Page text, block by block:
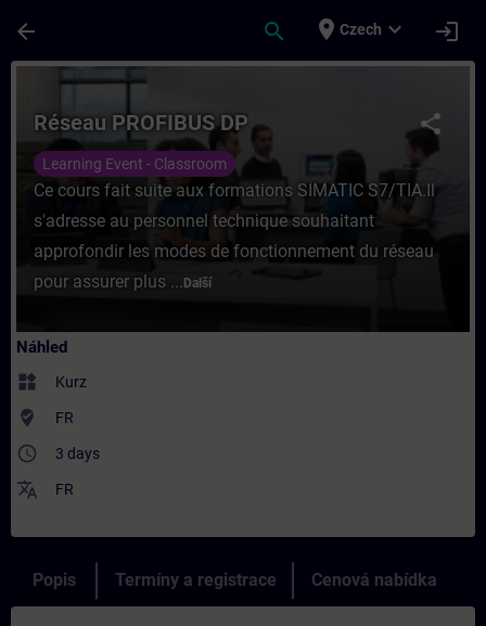
arrow_back search place Czech expand_more login
Kurz - Réseau PROFIBUS DP - Školení -
share
Réseau PROFIBUS DP
Learning Event - Classroom
Ce cours fait suite aux formations SIMATIC S7/TIA.Il
s'adresse au personnel technique souhaitant
approfondir les modes de fonctionnement du réseau
pour assurer plus ... Další
Náhled
widgets Kurz
where_to_vote FR
access_time 3 days
translate FR
Popis Termíny a registrace Cenová nabídka